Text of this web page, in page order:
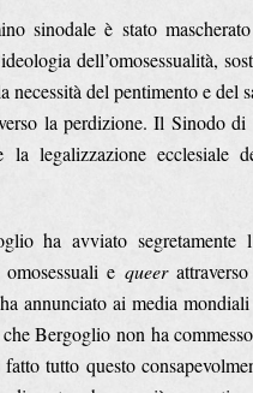
sinodale è stato
dell’omosessualità,
necessità del pentimento e
la perdizione. Il Sinodo
la legalizzazione ecclesiale
ha avviato
e queer
annunciato ai media
Bergoglio non ha
tutto questo